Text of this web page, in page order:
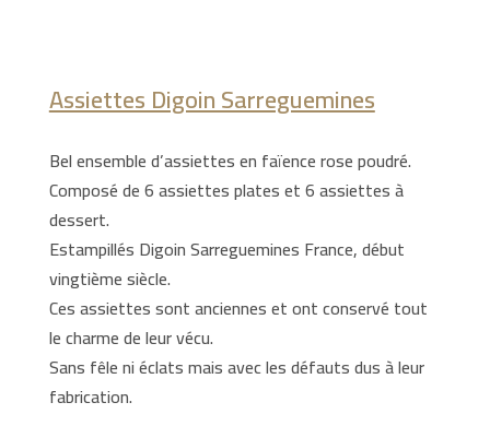
Assiettes Digoin Sarreguemines
Bel ensemble d’assiettes en faïence rose poudré.
Composé de 6 assiettes plates et 6 assiettes à
dessert.
Estampillés Digoin Sarreguemines France, début
vingtième siècle.
Ces assiettes sont anciennes et ont conservé tout
le charme de leur vécu.
Sans fêle ni éclats mais avec les défauts dus à leur
fabrication.